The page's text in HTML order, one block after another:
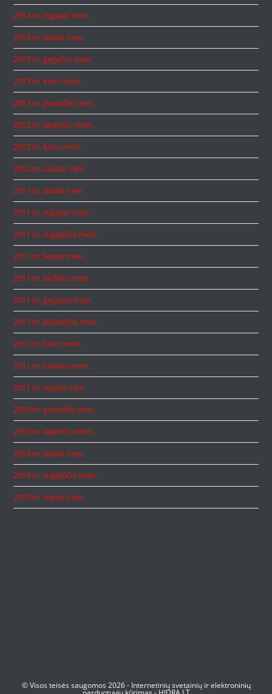
2014 m. rugsėjo mėn.
2013 m. spalio mėn.
2013 m. gegužės mėn.
2013 m. kovo mėn.
2012 m. gruodžio mėn.
2012 m. lapkričio mėn.
2012 m. kovo mėn.
2012 m. sausio mėn.
2011 m. spalio mėn.
2011 m. rugsėjo mėn.
2011 m. rugpjūčio mėn.
2011 m. liepos mėn.
2011 m. birželio mėn.
2011 m. gegužės mėn.
2011 m. balandžio mėn.
2011 m. kovo mėn.
2011 m. vasario mėn.
2011 m. sausio mėn.
2010 m. gruodžio mėn.
2010 m. lapkričio mėn.
2010 m. spalio mėn.
2010 m. rugpjūčio mėn.
2010 m. liepos mėn.
© Visos teisės saugomos 2026 - Internetinių svetainių ir elektroninių